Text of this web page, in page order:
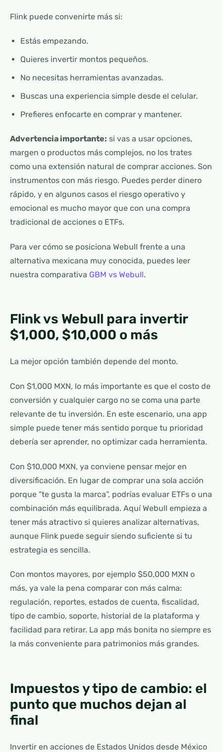
Flink puede convenirte más si:
Estás empezando.
Quieres invertir montos pequeños.
No necesitas herramientas avanzadas.
Buscas una experiencia simple desde el celular.
Prefieres enfocarte en comprar y mantener.
Advertencia importante: si vas a usar opciones,
margen o productos más complejos, no los trates
como una extensión natural de comprar acciones. Son
instrumentos con más riesgo. Puedes perder dinero
rápido, y en algunos casos el riesgo operativo y
emocional es mucho mayor que con una compra
tradicional de acciones o ETFs.
Para ver cómo se posiciona Webull frente a una
alternativa mexicana muy conocida, puedes leer
nuestra comparativa GBM vs Webull.
Flink vs Webull para invertir
$1,000, $10,000 o más
La mejor opción también depende del monto.
Con $1,000 MXN, lo más importante es que el costo de
conversión y cualquier cargo no se coma una parte
relevante de tu inversión. En este escenario, una app
simple puede tener más sentido porque tu prioridad
debería ser aprender, no optimizar cada herramienta.
Con $10,000 MXN, ya conviene pensar mejor en
diversificación. En lugar de comprar una sola acción
porque “te gusta la marca”, podrías evaluar ETFs o una
combinación más equilibrada. Aquí Webull empieza a
tener más atractivo si quieres analizar alternativas,
aunque Flink puede seguir siendo suficiente si tu
estrategia es sencilla.
Con montos mayores, por ejemplo $50,000 MXN o
más, ya vale la pena comparar con más calma:
regulación, reportes, estados de cuenta, fiscalidad,
tipo de cambio, soporte, historial de la plataforma y
facilidad para retirar. La app más bonita no siempre es
la más conveniente para patrimonios más grandes.
Impuestos y tipo de cambio: el
punto que muchos dejan al
final
Invertir en acciones de Estados Unidos desde México